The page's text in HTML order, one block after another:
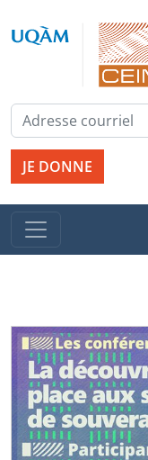
JE DONNE